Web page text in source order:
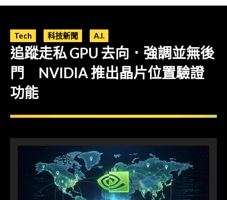
Tech 科技新聞 A.I.
追蹤走私 GPU 去向．強調並無後
門 NVIDIA 推出晶片位置驗證
功能